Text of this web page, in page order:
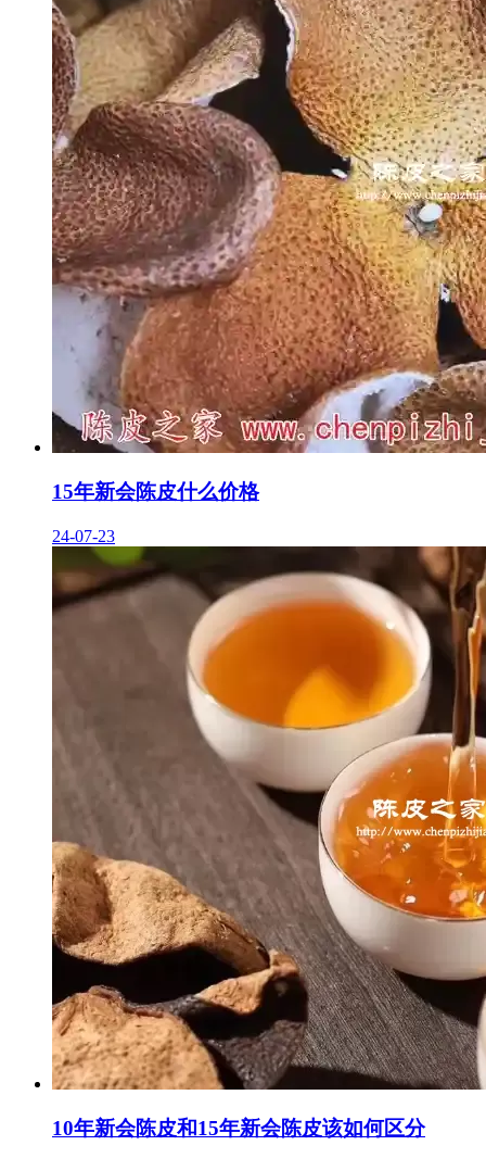
15年新会陈皮什么价格
24-07-23
10年新会陈皮和15年新会陈皮该如何区分